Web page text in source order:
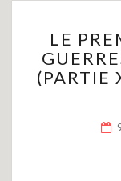
LE
(PARTIE